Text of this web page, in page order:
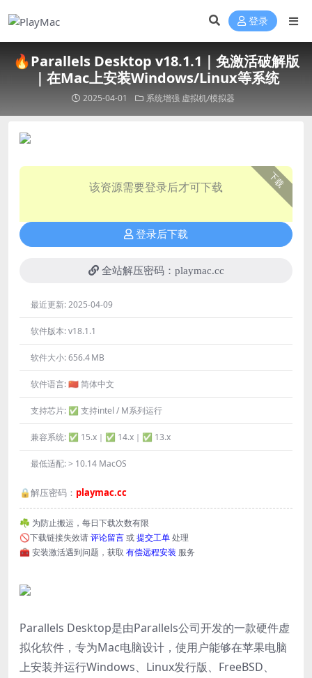
登录
🔥Parallels Desktop v18.1.1｜免激活破解版
｜在Mac上安装Windows/Linux等系统
2025-04-01 系统增强 虚拟机/模拟器
下载
该资源需要登录后才可下载
登录后下载
全站解压密码：playmac.cc
最近更新:2025-04-09
软件版本:v18.1.1
软件大小:656.4 MB
软件语言:🇨🇳 简体中文
支持芯片: ✅ 支持intel / M系列运行
兼容系统: ✅ 15.x｜✅ 14.x｜✅ 13.x
最低适配:> 10.14 MacOS
🔒解压密码： playmac.cc
☘️ 为防止搬运，每日下载次数有限
🚫下载链接失效请评论留言或提交工单处理
🧰 安装激活遇到问题，获取 有偿远程安装 服务
Parallels Desktop是由Parallels公司开发的一款硬件虚
拟化软件，专为Mac电脑设计，使用户能够在苹果电脑
上安装并运行Windows、Linux发行版、FreeBSD、